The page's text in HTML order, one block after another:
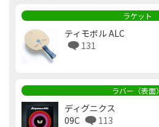
ラケット
ティモボル ALC
131
ラバー（表面）
ディグニクス
09C
113